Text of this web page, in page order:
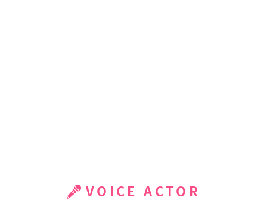
VOICE ACTOR